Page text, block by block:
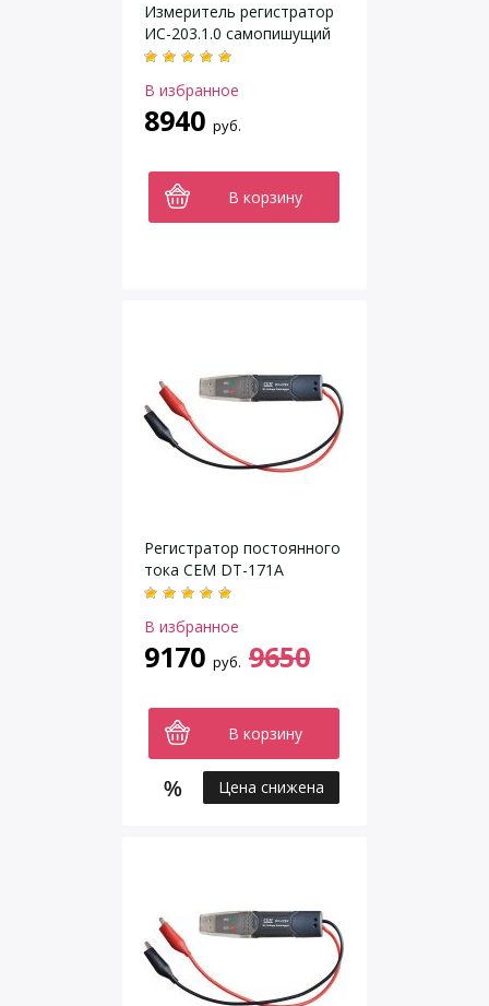
Измеритель регистратор
ИС-203.1.0 самопишущий
В избранное
8940 руб.
В корзину
Регистратор постоянного
тока CEM DT-171A
В избранное
9170 руб. 9650
В корзину
Цена снижена